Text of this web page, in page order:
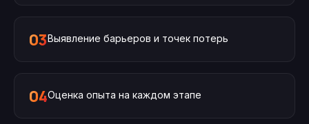
03Выявление барьеров и точек потерь
04Оценка опыта на каждом этапе